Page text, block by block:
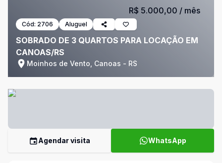
Cód: 2706 Aluguel
SOBRADO DE 3 QUARTOS PARA LOCAÇÃO EM
CANOAS/RS
Moinhos de Vento, Canoas - RS
R$ 5.000,00 / mês
Agendar visita WhatsApp